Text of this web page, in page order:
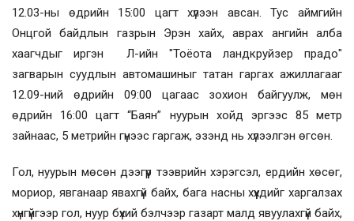
12.03-ны өдрийн 15:00 цагт хүлээн авсан. Тус аймгийн
Онцгой байдлын газрын Эрэн хайх, аврах ангийн алба
хаагчдыг иргэн Л-ийн "Тоёота ландкруйзер прадо"
загварын суудлын автомашиныг татан гаргах ажиллагааг
12.09-ний өдрийн 09:00 цагаас зохион байгуулж, мөн
өдрийн 16:00 цагт “Баян” нуурын хойд эргээс 85 метр
зайнаас, 5 метрийн гүнээс гаргаж, эзэнд нь хүлээлгэн өгсөн.
Гол, нуурын мөсөн дээгүүр тээврийн хэрэгсэл, ердийн хөсөг,
мориор, явганаар явахгүй байх, бага насны хүүхдийг харгалзах
хүнгүйгээр гол, нуур бүхий бэлчээр газарт малд явуулахгүй байх,